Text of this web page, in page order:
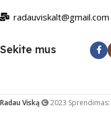
radauviskalt@gmail.com
Sekite mus
Radau Viską 2023 Sprendimas: